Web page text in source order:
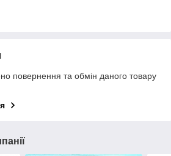
повернення та обмін даного товару